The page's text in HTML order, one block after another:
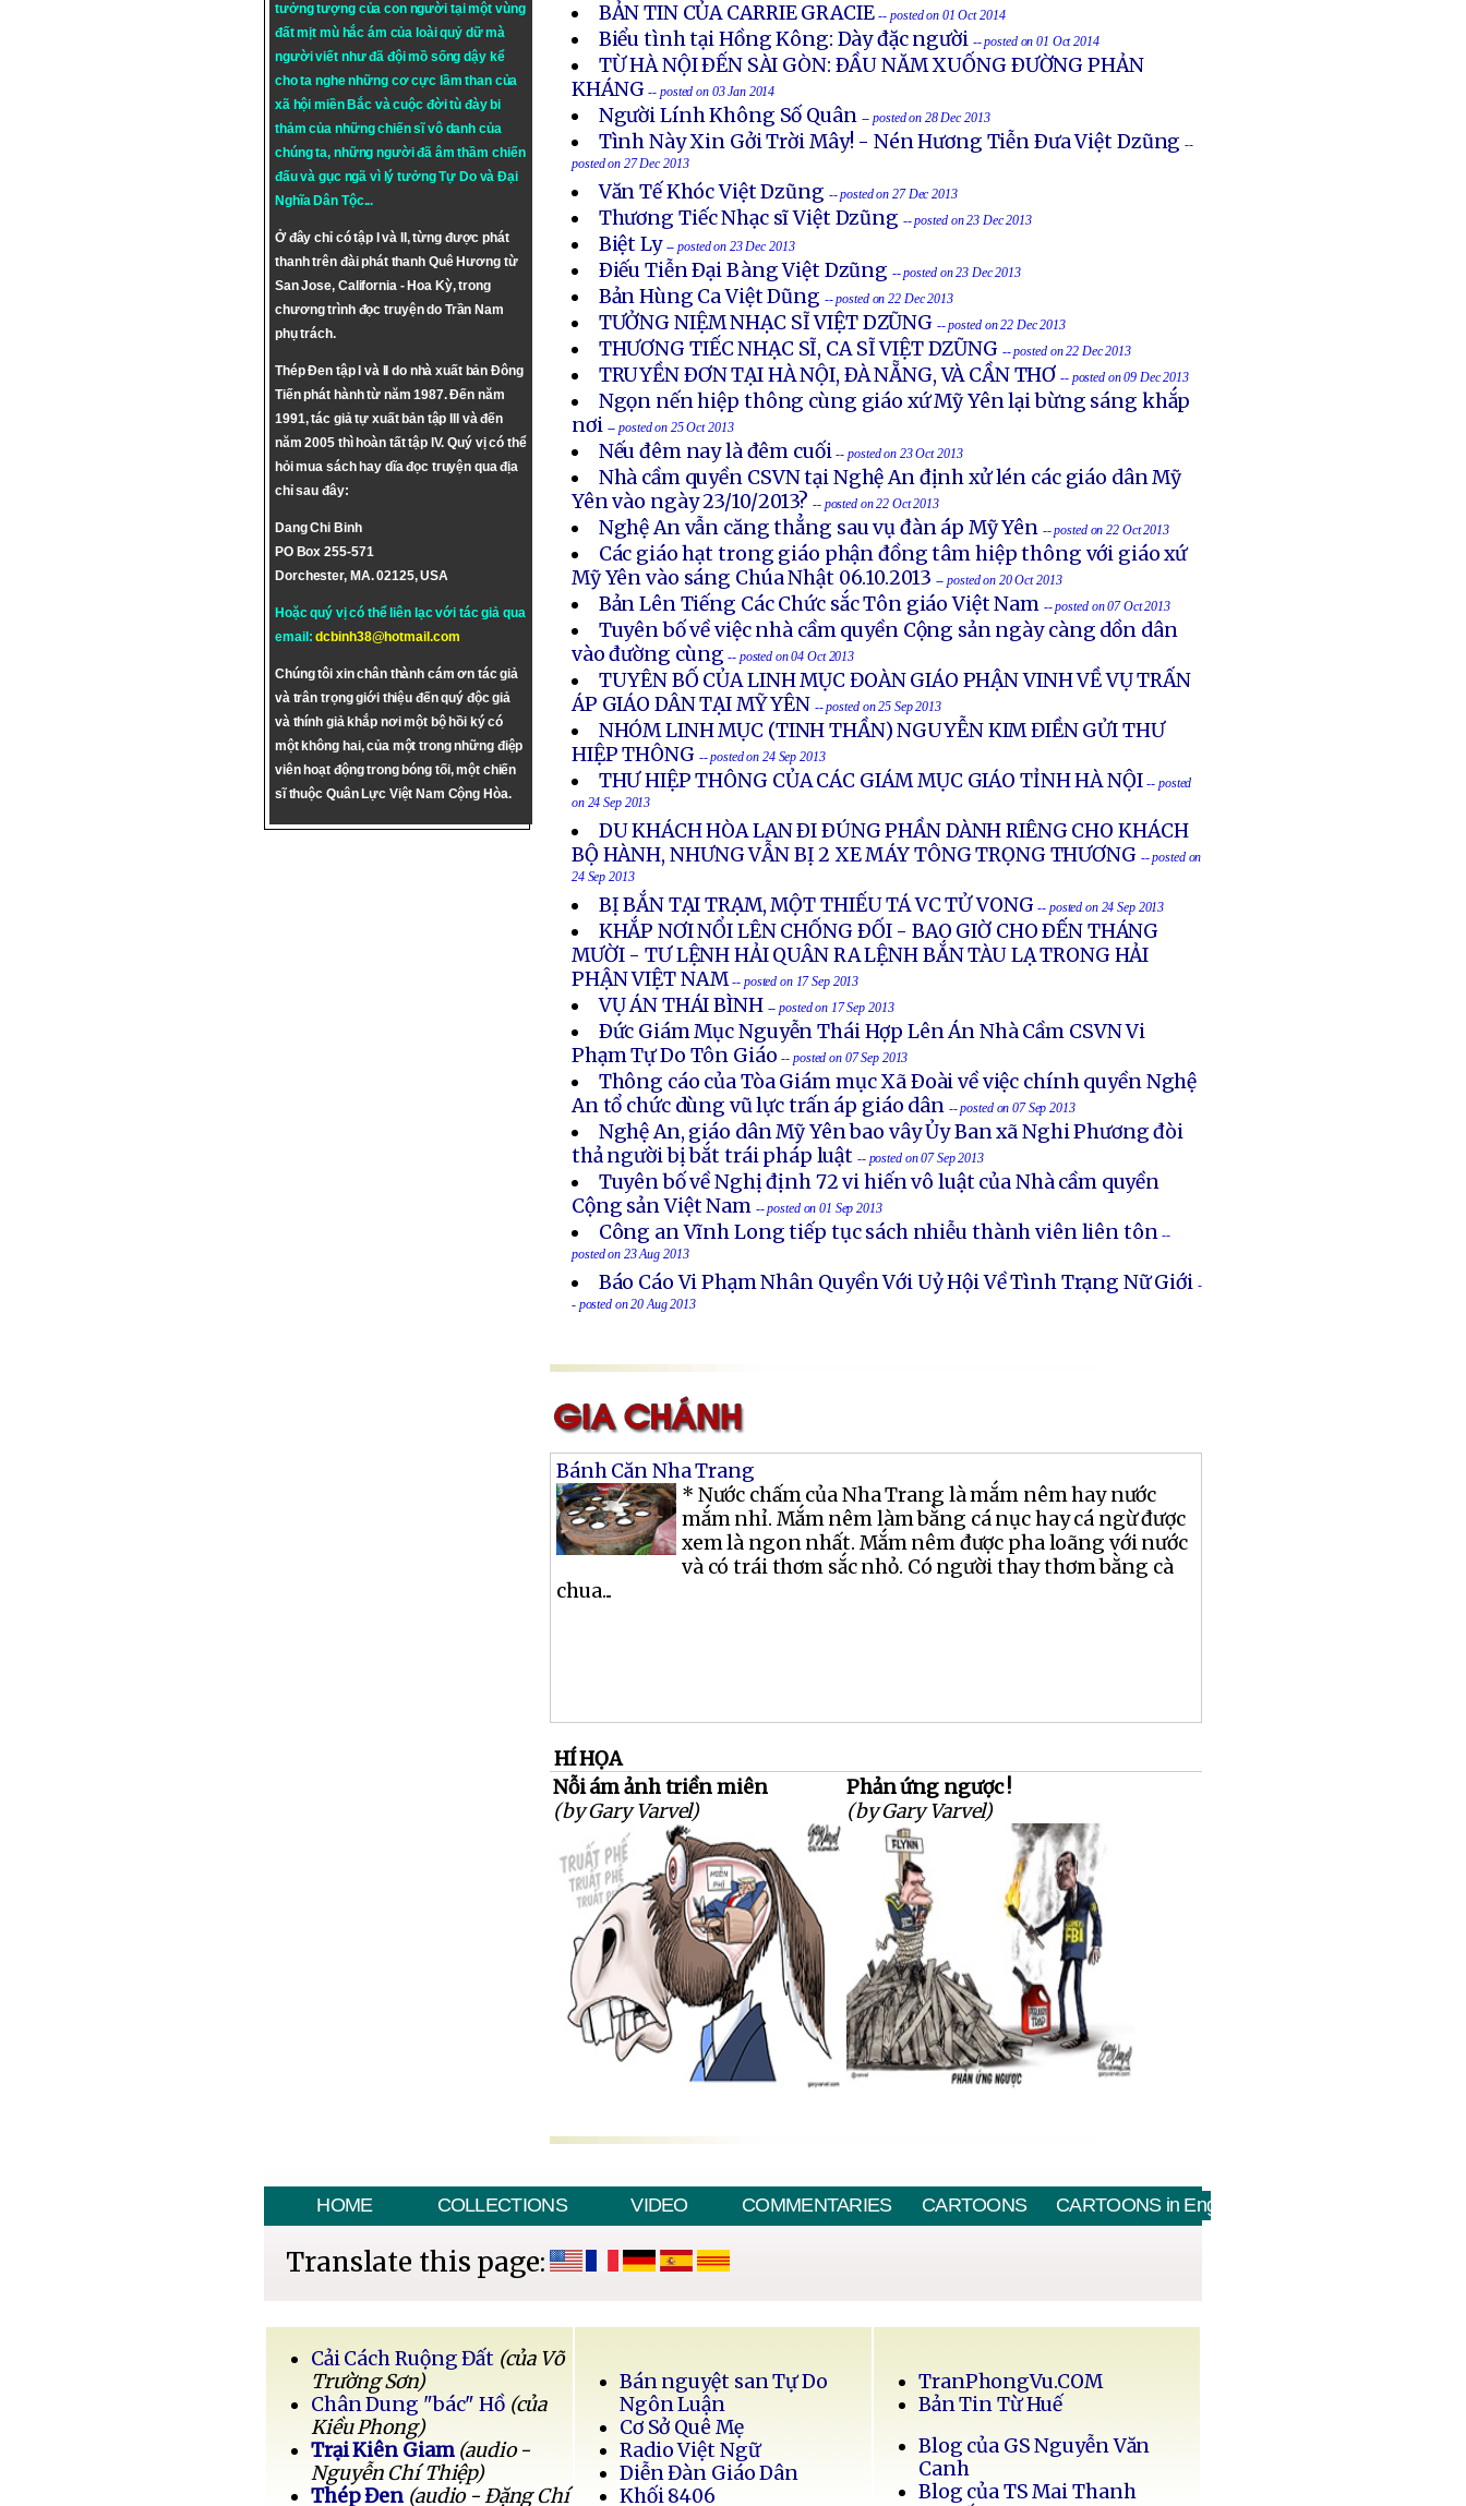
tưởng tượng của con người tại một vùng
đất mịt mù hắc ám của loài quỷ dữ mà
người viết như đã đội mồ sống dậy kể
cho ta nghe những cơ cực lầm than của
xã hội miền Bắc và cuộc đời tù đày bi
thảm của những chiến sĩ vô danh của
chúng ta, những người đã âm thầm chiến
đấu và gục ngã vì lý tưởngTự DovàĐại
Nghĩa Dân Tộc...
Ở đây chỉ có tập I và II, từng được phát
thanh trên đài phát thanh Quê Hương từ
San Jose, California - Hoa Kỳ, trong
chương trình đọc truyện do Trần Nam
phụ trách.
Thép Đen tập I và II do nhà xuất bản Đông
Tiến phát hành từ năm 1987. Đến năm
1991, tác giả tự xuất bản tập III và đến
năm 2005 thì hoàn tất tập IV. Quý vị có thể
hỏi mua sách hay dĩa đọc truyện qua địa
chỉ sau đây:
Dang Chi Binh
PO Box 255-571
Dorchester, MA. 02125, USA
Hoặc quý vị có thể liên lạc với tác giả qua
email:dcbinh38@hotmail.com
Chúng tôi xin chân thành cám ơn tác giả
và trân trọng giới thiệu đến quý độc giả
và thính giả khắp nơi một bộ hồi ký có
một không hai, của một trong những điệp
viên hoạt động trong bóng tối, một chiến
sĩ thuộc Quân Lực Việt Nam Cộng Hòa.
BẢN TIN CỦA CARRIE GRACIE-- posted on 01 Oct 2014
Biểu tình tại Hồng Kông: Dày đặc người -- posted on 01 Oct 2014
TỪ HÀ NỘI ÐẾN SÀI GÒN: ÐẦU NĂM XUỐNG ÐƯỜNG PHẢN
KHÁNG-- posted on 03 Jan 2014
Người Lính Không Số Quân -- posted on 28 Dec 2013
Tình Này Xin Gởi Trời Mây! - Nén Hương Tiễn Ðưa Việt Dzũng --
posted on 27 Dec 2013
Văn Tế Khóc Việt Dzũng -- posted on 27 Dec 2013
Thương Tiếc Nhạc sĩ Việt Dzũng -- posted on 23 Dec 2013
Biệt Ly -- posted on 23 Dec 2013
Ðiếu Tiễn Ðại Bàng Việt Dzũng -- posted on 23 Dec 2013
Bản Hùng Ca Việt Dũng -- posted on 22 Dec 2013
TƯỞNG NIỆM NHẠC SĨ VIỆT DZŨNG -- posted on 22 Dec 2013
THƯƠNG TIẾC NHẠC SĨ, CA SĨ VIỆT DZŨNG -- posted on 22 Dec 2013
TRUYỀN ÐƠN TẠI HÀ NỘI, ÐÀ NẴNG, VÀ CẦN THƠ -- posted on 09 Dec 2013
Ngọn nến hiệp thông cùng giáo xứ Mỹ Yên lại bừng sáng khắp
nơi -- posted on 25 Oct 2013
Nếu đêm nay là đêm cuối -- posted on 23 Oct 2013
Nhà cầm quyền CSVN tại Nghệ An định xử lén các giáo dân Mỹ
Yên vào ngày 23/10/2013?-- posted on 22 Oct 2013
Nghệ An vẫn căng thẳng sau vụ đàn áp Mỹ Yên -- posted on 22 Oct 2013
Các giáo hạt trong giáo phận đồng tâm hiệp thông với giáo xứ
Mỹ Yên vào sáng Chúa Nhật 06.10.2013 -- posted on 20 Oct 2013
Bản Lên Tiếng Các Chức sắc Tôn giáo Việt Nam -- posted on 07 Oct 2013
Tuyên bố về việc nhà cầm quyền Cộng sản ngày càng dồn dân
vào đường cùng -- posted on 04 Oct 2013
TUYÊN BỐ CỦA LINH MỤC ĐOÀN GIÁO PHẬN VINH VỀ VỤ TRẤN
ÁP GIÁO DÂN TẠI MỸ YÊN -- posted on 25 Sep 2013
NHÓM LINH MỤC (TINH THẦN) NGUYỄN KIM ĐIỀN GỬI THƯ
HIỆP THÔNG -- posted on 24 Sep 2013
THƯ HIỆP THÔNG CỦA CÁC GIÁM MỤC GIÁO TỈNH HÀ NỘI -- posted
on 24 Sep 2013
DU KHÁCH HÒA LAN ÐI ÐÚNG PHẦN DÀNH RIÊNG CHO KHÁCH
BỘ HÀNH, NHƯNG VẪN BỊ 2 XE MÁY TÔNG TRỌNG THƯƠNG -- posted on
24 Sep 2013
BỊ BẮN TẠI TRẠM, MỘT THIẾU TÁ VC TỬ VONG -- posted on 24 Sep 2013
KHẮP NƠI NỔI LÊN CHỐNG ÐỐI - BAO GIỜ CHO ÐẾN THÁNG
MƯỜI - TƯ LỆNH HẢI QUÂN RA LỆNH BẮN TÀU LẠ TRONG HẢI
PHẬN VIỆT NAM-- posted on 17 Sep 2013
VỤ ÁN THÁI BÌNH -- posted on 17 Sep 2013
Ðức Giám Mục Nguyễn Thái Hợp Lên Án Nhà Cầm CSVN Vi
Phạm Tự Do Tôn Giáo -- posted on 07 Sep 2013
Thông cáo của Tòa Giám mục Xã Ðoài về việc chính quyền Nghệ
An tổ chức dùng vũ lực trấn áp giáo dân -- posted on 07 Sep 2013
Nghệ An, giáo dân Mỹ Yên bao vây Ủy Ban xã Nghi Phương đòi
thả người bị bắt trái pháp luật -- posted on 07 Sep 2013
Tuyên bố về Nghị định 72 vi hiến vô luật của Nhà cầm quyền
Cộng sản Việt Nam -- posted on 01 Sep 2013
Công an Vĩnh Long tiếp tục sách nhiễu thành viên liên tôn --
posted on 23 Aug 2013
Báo Cáo Vi Phạm Nhân Quyền Với Uỷ Hội Về Tình Trạng Nữ Giới -
- posted on 20 Aug 2013
Bánh Căn Nha Trang
* Nước chấm của Nha Trang là mắm nêm hay nước
mắm nhỉ. Mắm nêm làm bằng cá nục hay cá ngừ được
xem là ngon nhất. Mắm nêm được pha loãng với nước
và có trái thơm sắc nhỏ. Có người thay thơm bằng cà
chua...
HÍ HỌA
Nỗi ám ảnh triền miên
(by Gary Varvel)
Phản ứng ngược !
(by Gary Varvel)
HOME COLLECTIONS VIDEO COMMENTARIES CARTOONS CARTOONS in English
Translate this page:
Cải Cách Ruộng Đất (của Võ
Trường Sơn)
Chân Dung "bác" Hồ (của
Kiều Phong)
Trại Kiên Giam (audio -
Nguyễn Chí Thiệp)
Thép Đen (audio - Đặng Chí
Bán nguyệt san Tự Do
Ngôn Luận
Cơ Sở Quê Mẹ
Radio Việt Ngữ
Diễn Đàn Giáo Dân
Khối 8406
TranPhongVu.COM
Bản Tin Từ Huế
Blog của GS Nguyễn Văn
Canh
Blog của TS Mai Thanh